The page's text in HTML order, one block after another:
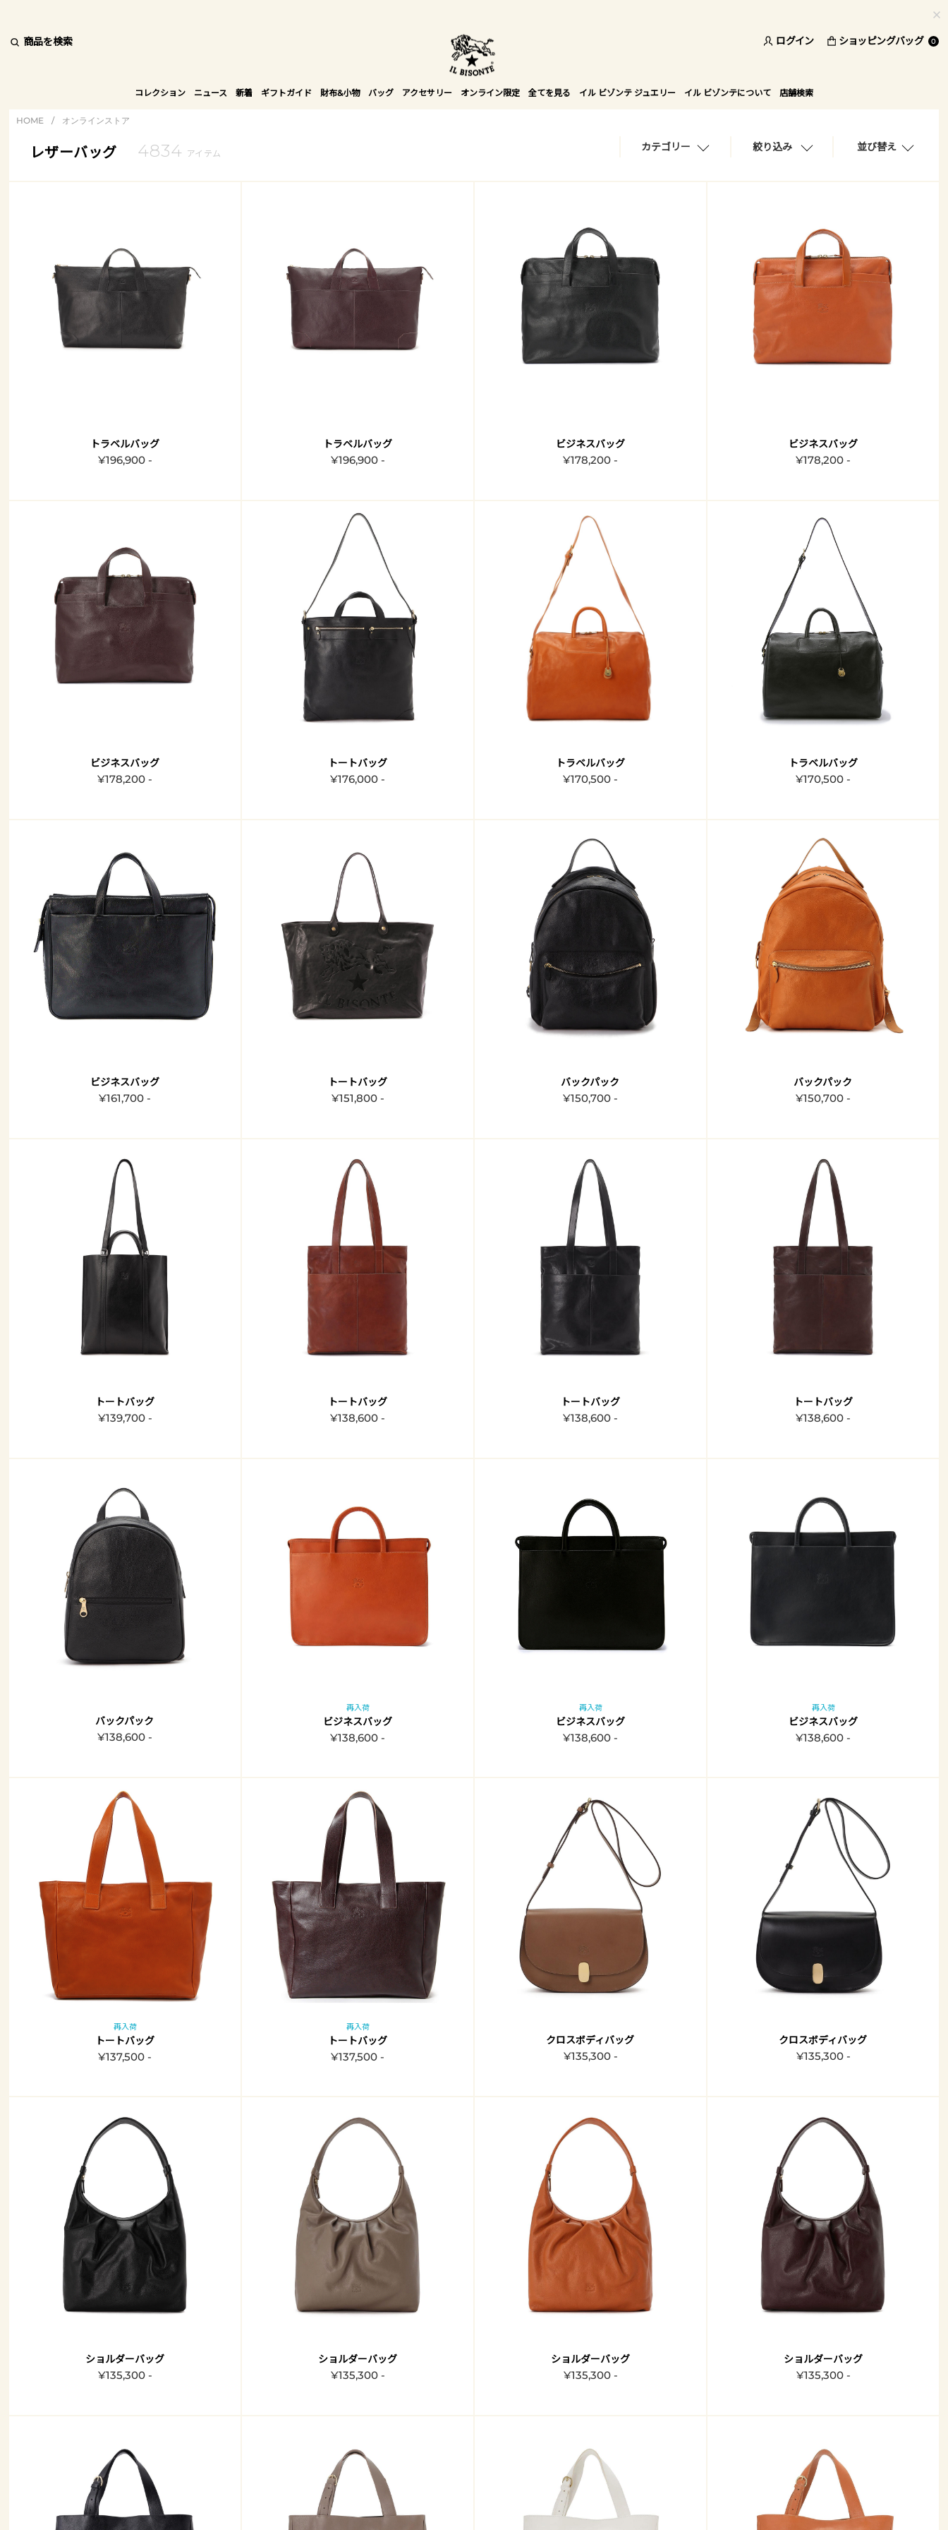
商品を検索 ログイン ショッピングバッグ 0
コレクション ニュース 新着 ギフトガイド 財布&小物 バッグ アクセサリー オンライン限定 全てを見る イル ビゾンテ ジュエリー イル ビゾンテについて 店舗検索
HOME / オンラインストア
レザーバッグ 4834 アイテム
カテゴリー 絞り込み 並び替え
トラベルバッグ
¥196,900 -
トラベルバッグ
¥196,900 -
ビジネスバッグ
¥178,200 -
ビジネスバッグ
¥178,200 -
ビジネスバッグ
¥178,200 -
トートバッグ
¥176,000 -
トラベルバッグ
¥170,500 -
トラベルバッグ
¥170,500 -
ビジネスバッグ
¥161,700 -
トートバッグ
¥151,800 -
バックパック
¥150,700 -
バックパック
¥150,700 -
トートバッグ
¥139,700 -
トートバッグ
¥138,600 -
トートバッグ
¥138,600 -
トートバッグ
¥138,600 -
バックパック
¥138,600 -
再入荷
ビジネスバッグ
¥138,600 -
再入荷
ビジネスバッグ
¥138,600 -
再入荷
ビジネスバッグ
¥138,600 -
再入荷
トートバッグ
¥137,500 -
再入荷
トートバッグ
¥137,500 -
クロスボディバッグ
¥135,300 -
クロスボディバッグ
¥135,300 -
ショルダーバッグ
¥135,300 -
ショルダーバッグ
¥135,300 -
ショルダーバッグ
¥135,300 -
ショルダーバッグ
¥135,300 -